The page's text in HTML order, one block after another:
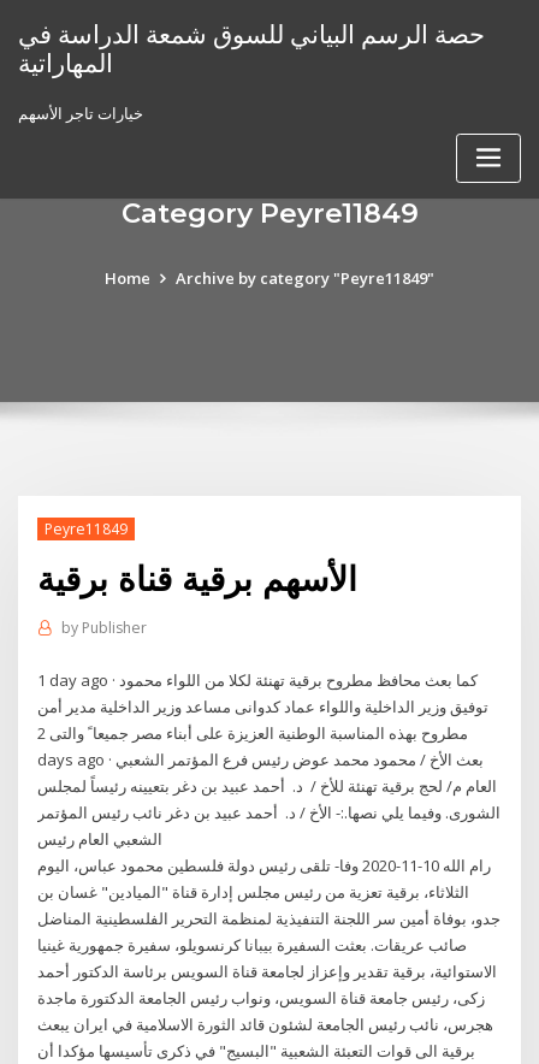
content
حصة الرسم البياني للسوق شمعة الدراسة في
المهاراتية
خيارات تاجر الأسهم
Category Peyre11849
Home Archive by category "Peyre11849"
Peyre11849
الأسهم برقية قناة برقية
by Publisher
1 day ago · كما بعث محافظ مطروح برقية تهنئة لكلا من اللواء محمود
توفيق وزير الداخلية واللواء عماد كدوانى مساعد وزير الداخلية مدير أمن
مطروح بهذه المناسبة الوطنية العزيزة على أبناء مصر جميعا ً والتى 2
days ago · بعث الأخ / محمود محمد عوض رئيس فرع المؤتمر الشعبي
العام م/ لحج برقية تهنئة للأخ / د. أحمد عبيد بن دغر بتعيينه رئيساً لمجلس
الشورى. وفيما يلي نصها.:- الأخ / د. أحمد عبيد بن دغر نائب رئيس المؤتمر
الشعبي العام رئيس
رام الله 10-11-2020 وفا- تلقى رئيس دولة فلسطين محمود عباس، اليوم
الثلاثاء، برقية تعزية من رئيس مجلس إدارة قناة "الميادين" غسان بن
جدو، بوفاة أمين سر اللجنة التنفيذية لمنظمة التحرير الفلسطينية المناضل
صائب عريقات. بعثت السفيرة بيبانا كرنسويلو، سفيرة جمهورية غينيا
الاستوائية، برقية تقدير وإعزاز لجامعة قناة السويس برئاسة الدكتور أحمد
زكى، رئيس جامعة قناة السويس، ونواب رئيس الجامعة الدكتورة ماجدة
هجرس، نائب رئيس الجامعة لشئون قائد الثورة الاسلامية في ايران يبعث
برقية الى قوات التعبئة الشعبية "البسيج" في ذكرى تأسيسها مؤكدا أن